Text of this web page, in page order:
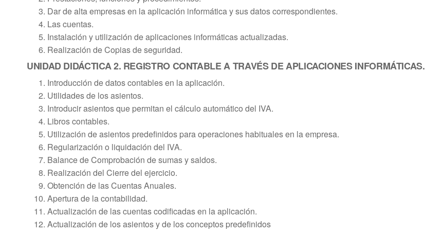
Dar de alta empresas en la aplicación informática y sus datos correspondientes.
Las cuentas.
Instalación y utilización de aplicaciones informáticas actualizadas.
Realización de Copias de seguridad.
UNIDAD DIDÁCTICA 2. REGISTRO CONTABLE A TRAVÉS DE APLICACIONES INFORMÁTICAS.
Introducción de datos contables en la aplicación.
Utilidades de los asientos.
Introducir asientos que permitan el cálculo automático del IVA.
Libros contables.
Utilización de asientos predefinidos para operaciones habituales en la empresa.
Regularización o liquidación del IVA.
Balance de Comprobación de sumas y saldos.
Realización del Cierre del ejercicio.
Obtención de las Cuentas Anuales.
Apertura de la contabilidad.
Actualización de las cuentas codificadas en la aplicación.
Actualización de los asientos y de los conceptos predefinidos